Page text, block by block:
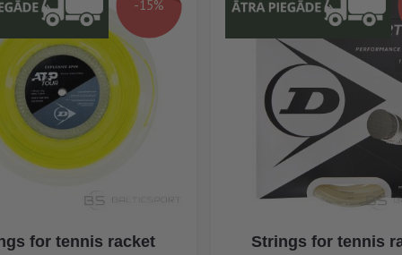
-15%
for tennis racket
Strings for tennis